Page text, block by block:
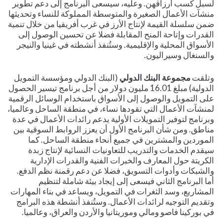
لسبل كسب أرزاقهن. وعليه، سيسعى البرنامج إلى دعم تطوير
منشآت الأعمال الصغيرة والمتوسطة المملوكة للنساء وتحديثها
ضمن سلسلة القيمة لإنتاج الأرز في غرب أفريقيا من خلال تنمية
القدرات وإتاحة المنح المقابلة فضلا عن تحسين الوصول إلى
الأسواق المحلية والإقليمية. وستُنفذ أنشطته في غينيا والنيجر
والسنغال وسيراليون.
وتلقتمجموعة البنك الدولي (البنك الدولي ومؤسسة التمويل
الدولية) مبلغ 16.01 مليون دولار من أجل برنامج تيسير الحصول
على التمويل والوصول إلى الأسواق باستخدام الوسائل الرقمية
لمنشآت الأعمال التي تقودها نساء، في منطقة الساحل وعالميا،
وبرنامج لتوفير التمويلات الأولية يدعم رائدات الأعمال في عدة
مناطق. ومن شأن البرنامج الأول أن يعزز الروابط السوقية بين
الموردين والمشترين في جميع أنحاء منطقة الساحل. كما
سيقدم الخدمات والتدريب للتعاونيات النسائية لإنتاج زبدة
الكريتة حول المعارف والخبرات الفنية والقدرات الإدارية
والشبكات وأدوات التسويق، فضلا عن دعم رقمنة نظم الدفع.
أما البرنامج الثاني فيسعى إلى إيجاد بيئة شاملة لتنظيم
المشاريع، وسد الثغرات في التمويل، ويساعد في بناء المهارات
وتقديم التوجيه لرائدات الأعمال. وستُنفذ أنشطة هذه البرامج
في بوركينا فاصو ومالي وموريتانيا والأردن والعراق، وعالميا.